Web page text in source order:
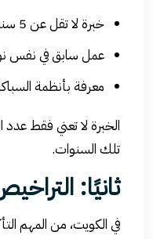
خبرة لا تقل عن 5 سنوات
عمل سابق في نفس
معرفة بأنظمة
الخبرة لا تعني فقط
تلك السنوات.
ثانيًا:
في الكويت، من المهم